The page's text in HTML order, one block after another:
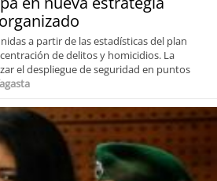
a partir de las estadísticas del plan
de delitos y homicidios. La
el despliegue de seguridad en puntos